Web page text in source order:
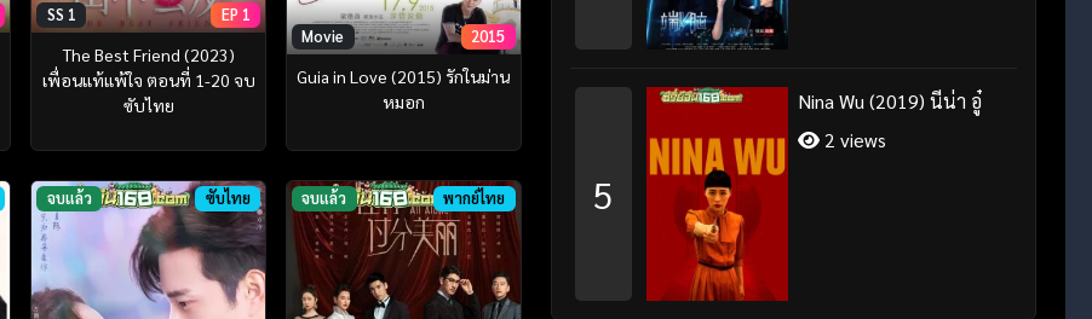
SS 1 EP 1
The Best Friend (2023)
เพื่อนแท้แพ้ใจ ตอนที่ 1-20 จบ
ซับไทย
Movie 2015
Guia in Love (2015) รักในม่าน
หมอก
จบแล้ว ซับไทย จบแล้ว พากย์ไทย 5
Nina Wu (2019) นีน่า อู๋
2 views